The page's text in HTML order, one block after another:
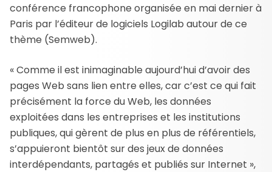
conférence francophone organisée en mai dernier à
Paris par l’éditeur de logiciels Logilab autour de ce
thème (Semweb).
« Comme il est inimaginable aujourd’hui d’avoir des
pages Web sans lien entre elles, car c’est ce qui fait
précisément la force du Web, les données
exploitées dans les entreprises et les institutions
publiques, qui gèrent de plus en plus de référentiels,
s’appuieront bientôt sur des jeux de données
interdépendants, partagés et publiés sur Internet »,